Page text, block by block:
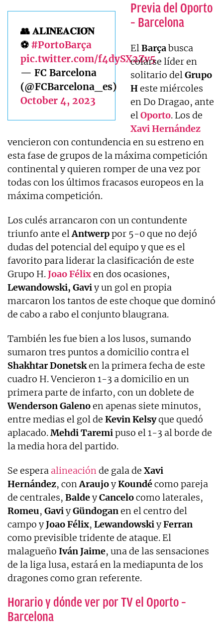
👥 𝐀𝐋𝐈𝐍𝐄𝐀𝐂𝐈𝐎́𝐍
⚽ #PortoBarça
pic.twitter.com/f4dySX2Zv5
— FC Barcelona
(@FCBarcelona_es)
October 4, 2023
Previa del Oporto
– Barcelona
ElBarçabusca
colarse líder en
solitario delGrupo
Heste miércoles
en Do Dragao, ante
elOporto. Los de
XaviHernández
vencieron con contundencia en su estreno en
esta fase de grupos de la máxima competición
continental y quieren romper de una vez por
todas con los últimos fracasos europeos en la
máxima competición.
Los culés arrancaron con un contundente
triunfo ante elAntwerppor 5-0 que no dejó
dudas del potencial del equipo y que es el
favorito para liderar la clasificación de este
Grupo H.JoaoFélixen dos ocasiones,
Lewandowski, Gaviy un gol en propia
marcaron los tantos de este choque que dominó
de cabo a rabo el conjunto blaugrana.
También les fue bien a los lusos, sumando
sumaron tres puntos a domicilio contra el
ShakhtarDonetsken la primera fecha de este
cuadro H. Vencieron 1-3 a domicilio en un
primera parte de infarto, con un doblete de
WendersonGalenoen apenas siete minutos,
entre medias el gol de KevinKelsyque quedó
aplacado.MehdiTaremipuso el 1-3 al borde de
la media hora del partido.
Se espera alineaciónde gala de Xavi
Hernández, conAraujoyKoundécomo pareja
de centrales, BaldeyCancelocomo laterales,
Romeu, GaviyGündoganen el centro del
campo yJoao Félix, LewandowskiyFerran
como previsible tridente de ataque. El
malagueño IvánJaime, una de las sensaciones
de la liga lusa, estará en la mediapunta de los
dragones como gran referente.
Horario y dónde ver por TV el Oporto –
Barcelona